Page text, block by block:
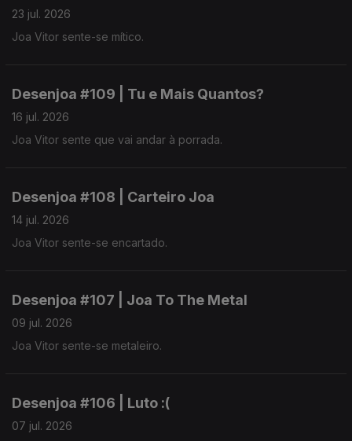
23 jul. 2026
Joa Vitor sente-se mítico.
Desenjoa #109 | Tu e Mais Quantos?
16 jul. 2026
Joa Vitor sente que vai andar à porrada.
Desenjoa #108 | Carteiro Joa
14 jul. 2026
Joa Vitor sente-se encartado.
Desenjoa #107 | Joa To The Metal
09 jul. 2026
Joa Vitor sente-se metaleiro.
Desenjoa #106 | Luto :(
07 jul. 2026